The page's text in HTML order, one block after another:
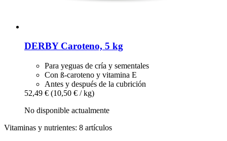
DERBYCaroteno, 5 kg
Para yeguas de cría y sementales
Con ß-caroteno y vitamina E
Antes y después de la cubrición
52,49 € (10,50 € / kg)
No disponible actualmente
Vitaminas y nutrientes: 8 artículos